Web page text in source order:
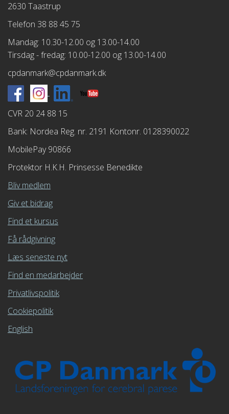
2630 Taastrup
Telefon 38 88 45 75
Mandag: 10.30-12.00 og 13.00-14.00
Tirsdag - fredag: 10.00-12.00 og 13.00-14.00
cpdanmark@cpdanmark.dk
CVR 20 24 88 15
Bank: Nordea Reg. nr. 2191 Kontonr. 0128390022
MobilePay 90866
Protektor H.K.H. Prinsesse Benedikte
Bliv medlem
Giv et bidrag
Find et kursus
Få rådgivning
Læs seneste nyt
Find en medarbejder
Privatlivspolitik
Cookiepolitik
English